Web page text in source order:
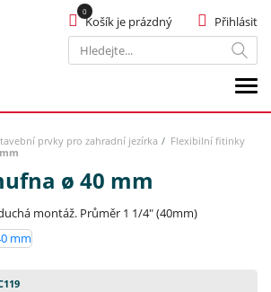
Hledat
Přihlásit
Košík je prázdný
prvky pro zahradní jezírka
Flexibilní fitinky
ø 40 mm
montáž. Průměr 1 1/4" (40mm)